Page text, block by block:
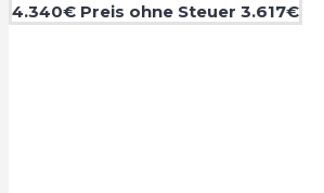
4.340€ Preis ohne Steuer 3.617€